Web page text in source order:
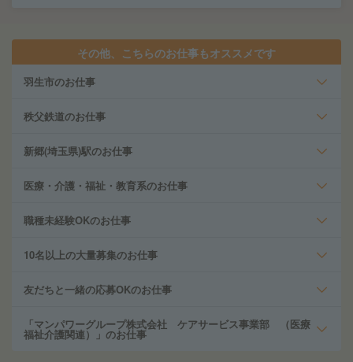
その他、こちらのお仕事もオススメです
羽生市のお仕事
秩父鉄道のお仕事
新郷(埼玉県)駅のお仕事
医療・介護・福祉・教育系のお仕事
職種未経験OKのお仕事
10名以上の大量募集のお仕事
友だちと一緒の応募OKのお仕事
「マンパワーグループ株式会社 ケアサービス事業部 （医療
福祉介護関連）」のお仕事